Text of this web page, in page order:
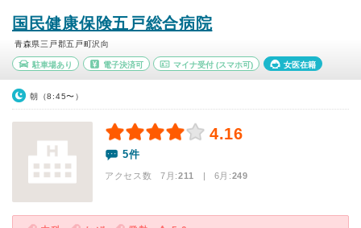
国民健康保険五戸総合病院
青森県三戸郡五戸町沢向
駐車場あり 電子決済可 マイナ受付 (スマホ可) 女医在籍
朝（8:45〜）
4.16
5件
アクセス数 7月:211 | 6月:249